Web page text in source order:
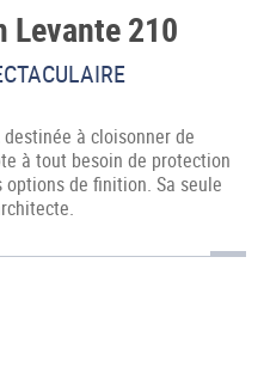
210
à cloisonner de
à tout besoin de protection
de finition. Sa seule